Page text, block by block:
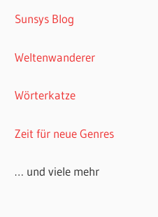
Sunsys Blog
Weltenwanderer
Wörterkatze
Zeit für neue Genres
… und viele mehr